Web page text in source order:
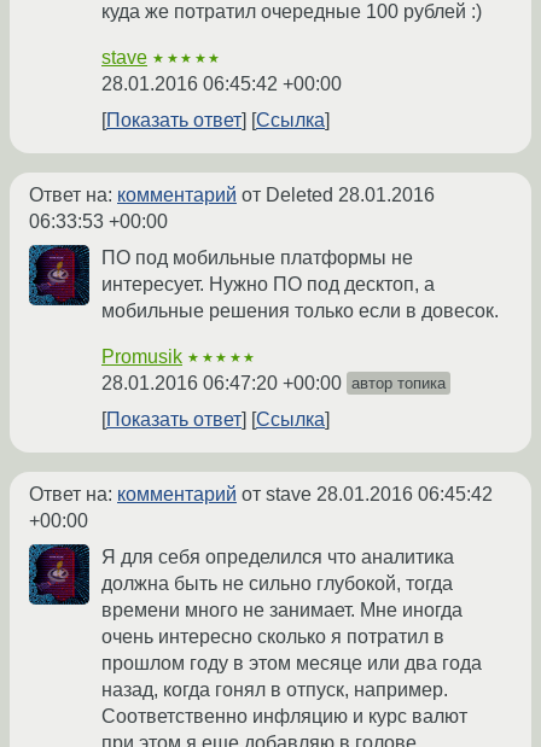
куда же потратил очередные 100 рублей :)
stave ★★★★★
28.01.2016 06:45:42 +00:00
Показать ответ
Ссылка
Ответ на: комментарий от Deleted 28.01.2016
06:33:53 +00:00
ПО под мобильные платформы не
интересует. Нужно ПО под десктоп, а
мобильные решения только если в довесок.
Promusik ★★★★★
28.01.2016 06:47:20 +00:00 автор топика
Показать ответ Ссылка
Ответ на: комментарий от stave 28.01.2016 06:45:42
+00:00
Я для себя определился что аналитика
должна быть не сильно глубокой, тогда
времени много не занимает. Мне иногда
очень интересно сколько я потратил в
прошлом году в этом месяце или два года
назад, когда гонял в отпуск, например.
Соответственно инфляцию и курс валют